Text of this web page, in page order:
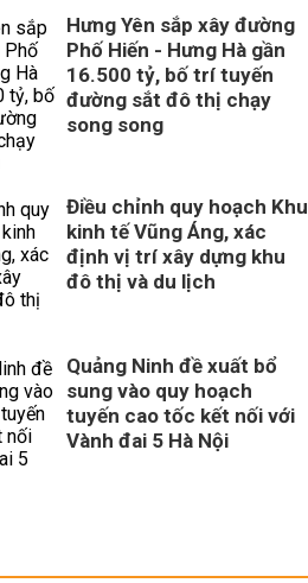
Hưng Yên sắp xây đường
Phố Hiến - Hưng Hà gần
16.500 tỷ, bố trí tuyến
đường sắt đô thị chạy
song song
Điều chỉnh quy hoạch Khu
kinh tế Vũng Áng, xác
định vị trí xây dựng khu
đô thị và du lịch
Quảng Ninh đề xuất bổ
sung vào quy hoạch
tuyến cao tốc kết nối với
Vành đai 5 Hà Nội